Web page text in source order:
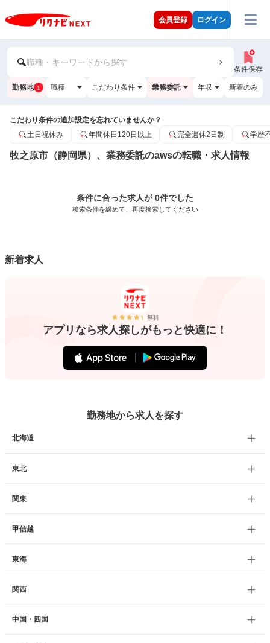
会員登録 ログイン
職種・キーワードから探す
条件保存
勤務地 1 職種 こだわり条件 業務委託 年収 新着のみ
こだわり条件の追加設定を忘れていませんか？
土日祝休み
年間休日120日以上 完全週休2日制 学歴
牧之原市（静岡県）、業務委託のawsの転職・求人情報
条件に合った求人が 0件でした
検索条件を緩めて、再度検索してください
新着求人
無料
アプリなら求人探しがもっと快適に！
勤務地から求人を探す
北海道
東北
関東
甲信越
東海
関西
中国・四国